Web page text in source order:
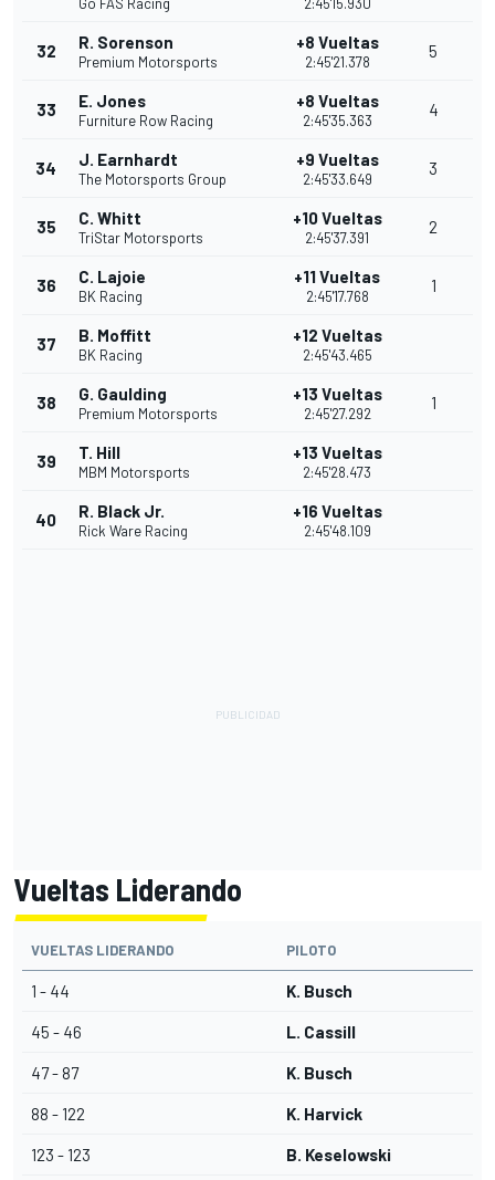
32 R. Sorenson
Premium Motorsports
+8 Vueltas
2:45'21.378
5
33 E. Jones
Furniture Row Racing
+8 Vueltas
2:45'35.363
4
34 J. Earnhardt
The Motorsports Group
+9 Vueltas
2:45'33.649
3
35 C. Whitt
TriStar Motorsports
+10 Vueltas
2:45'37.391
2
36 C. Lajoie
BK Racing
+11 Vueltas
2:45'17.768
1
37 B. Moffitt
BK Racing
+12 Vueltas
2:45'43.465
38 G. Gaulding
Premium Motorsports
+13 Vueltas
2:45'27.292
1
39 T. Hill
MBM Motorsports
+13 Vueltas
2:45'28.473
40 R. Black Jr.
Rick Ware Racing
+16 Vueltas
2:45'48.109
Vueltas Liderando
VUELTAS LIDERANDO PILOTO
1 - 44 K. Busch
45 - 46 L. Cassill
47 - 87 K. Busch
88 - 122 K. Harvick
123 - 123 B. Keselowski